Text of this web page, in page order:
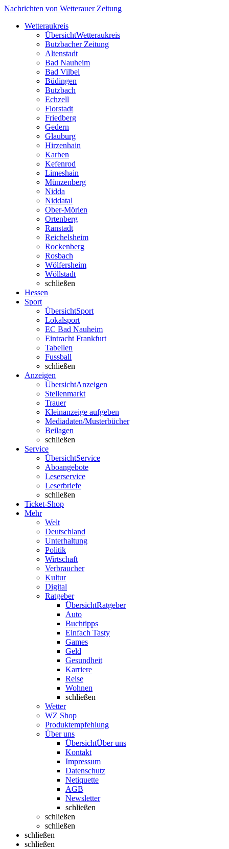
Nachrichten von Wetterauer Zeitung
Wetteraukreis
ÜbersichtWetteraukreis
Butzbacher Zeitung
Altenstadt
Bad Nauheim
Bad Vilbel
Büdingen
Butzbach
Echzell
Florstadt
Friedberg
Gedern
Glauburg
Hirzenhain
Karben
Kefenrod
Limeshain
Münzenberg
Nidda
Niddatal
Ober-Mörlen
Ortenberg
Ranstadt
Reichelsheim
Rockenberg
Rosbach
Wölfersheim
Wöllstadt
schließen
Hessen
Sport
ÜbersichtSport
Lokalsport
EC Bad Nauheim
Eintracht Frankfurt
Tabellen
Fussball
schließen
Anzeigen
ÜbersichtAnzeigen
Stellenmarkt
Trauer
Kleinanzeige aufgeben
Mediadaten/Musterbücher
Beilagen
schließen
Service
ÜbersichtService
Aboangebote
Leserservice
Leserbriefe
schließen
Ticket-Shop
Mehr
Welt
Deutschland
Unterhaltung
Politik
Wirtschaft
Verbraucher
Kultur
Digital
Ratgeber
ÜbersichtRatgeber
Auto
Buchtipps
Einfach Tasty
Games
Geld
Gesundheit
Karriere
Reise
Wohnen
schließen
Wetter
WZ Shop
Produktempfehlung
Über uns
ÜbersichtÜber uns
Kontakt
Impressum
Datenschutz
Netiquette
AGB
Newsletter
schließen
schließen
schließen
schließen
schließen